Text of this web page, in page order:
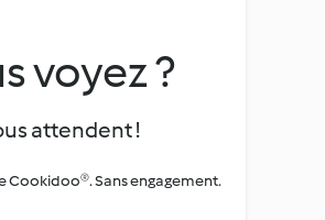
voyez ?
attendent !
Cookidoo®. Sans engagement.